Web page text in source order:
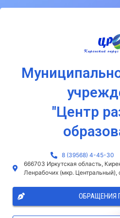
"Центр
8 (39568) 4-45-30
666703 Иркутская область,
Ленрабочих (мкр. Центральный),
ОБРАЩЕНИЯ